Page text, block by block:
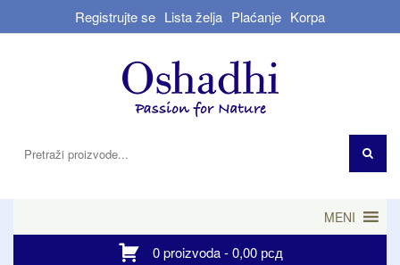
Registrujte se Lista želja Plaćanje Korpa
MENI
0 proizvoda -0,00 рсд